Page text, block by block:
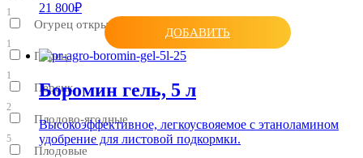
1
Огурец открытого грунта
1
Перец
1
Персик
2
Плодово-ягодные
5
Плодовые
21 800₽
ДОБАВИТЬ
Боромин гель, 5 л
Высокоэффективное, легкоусвояемое с этаноламином
удобрение для листовой подкормки.